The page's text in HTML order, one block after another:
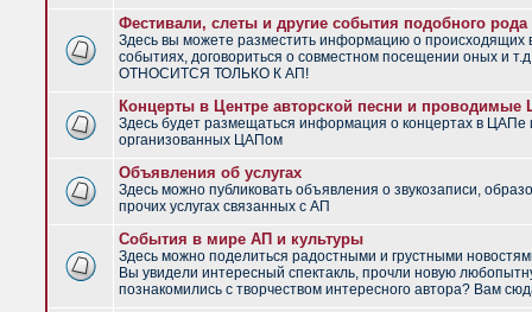
Фестивали, слеты и другие события подобного рода
Здесь вы можете разместить информацию о
событиях, договориться о совместном посещении оных и
ОТНОСИТСЯ ТОЛЬКО К АП!
Концерты в Центре авторской песни и
Здесь будет размещаться информация о концертах в ЦАПе
организованных ЦАПом
Объявления об услугах
Здесь можно публиковать объявления о звукозаписи,
прочих услугах связанных с АП
События в мире АП и культуры
Здесь можно поделиться радостными и грустными
Вы увидели интересный спектакль, прочли новую
познакомились с творчеством интересного автора? Вам